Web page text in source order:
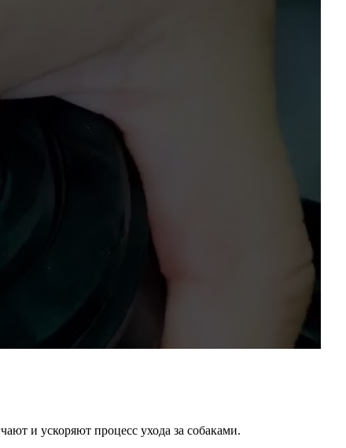
и ускоряют процесс ухода за собаками.